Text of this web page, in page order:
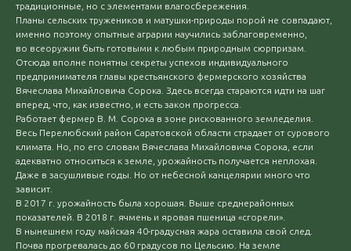
традиционные, но с элементами влагосбережения.
Планы сельских тружеников и матушки-природы порой не совпадают,
именно поэтому опытные аграрии научились заблаговременно,
во всеоружии быть готовыми к любым природным сюрпризам.
Отсюда вполне понятны секреты успехов индивидуального
предпринимателя главы крестьянского фермерского хозяйства
Вячеслава Михайловича Сорока. Здесь всегда стараются идти на шаг
вперед, что, как известно, и есть закон прогресса.
Работает фермер В. М. Сорока в зоне рискованного земледелия.
Весь Перелюбский район Саратовской области страдает от сурового
климата. Но, по его словам Вячеслава Михайловича Сорока, если
адекватно относиться к земле, урожайность получается неплохая.
Даже в засушливые годы. Но от небесной канцелярии много что
зависит.
В 2017 г. урожайность была хорошая. Выше среднерайонных
показателей. В 2018 г. ячмень и яровая пшеница «сгорели».
В нынешнем году майская 40-градусная жара оставила свой след.
Почва прогревалась до 60 градусов по Цельсию. На земле